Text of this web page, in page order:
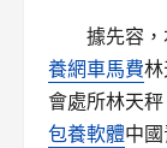
據先容
養網車馬費
會處所林天
包養軟體中